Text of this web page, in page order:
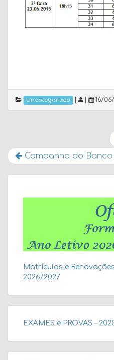
Uncategorized 16/
Campanha do
Matrículas e
2026/2027
EXAMES e PROVAS –